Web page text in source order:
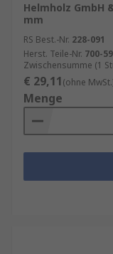
Helmholz GmbH
mm
RS Best.-Nr. 228-091
Herst. Teile-Nr. 700-
Zwischensumme (1
€ 29,11(ohne
Menge